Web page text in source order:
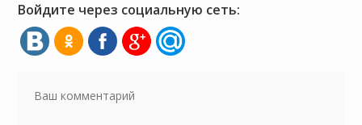
Войдите через социальную сеть: